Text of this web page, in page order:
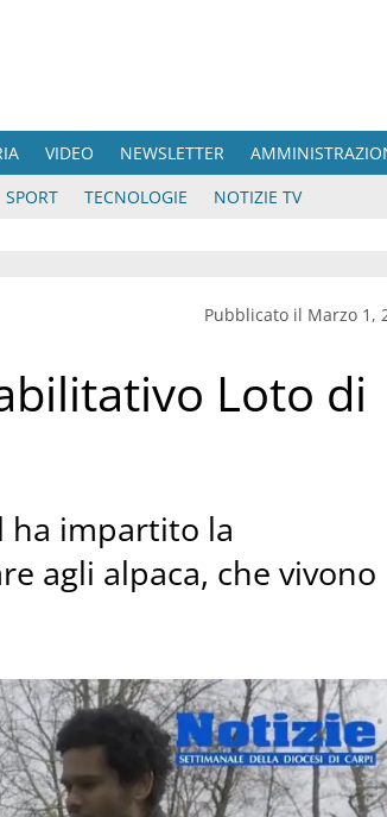
VIDEO NEWSLETTER
SPORT TECNOLOGIE NOTIZIE TV
Pubblicato il Marzo 1,
Loto di
ha impartito la
agli alpaca, che vivono